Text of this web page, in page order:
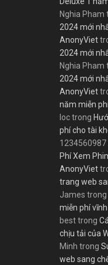
Nghia Pham
2024 mới
AnonyViet
2024 mới
Nghia Pham
2024 mới
AnonyViet
năm miễn
loctrong
phí cho tài
1234560987
Phí Xem
AnonyViet
trang web
James trong
miễn phí
besttrong
chịu tải của
Minh trong
web sang